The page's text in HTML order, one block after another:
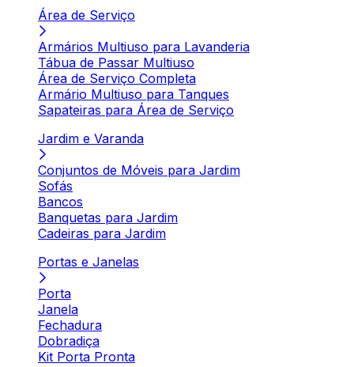
Área de Serviço
Armários Multiuso para Lavanderia
Tábua de Passar Multiuso
Área de Serviço Completa
Armário Multiuso para Tanques
Sapateiras para Área de Serviço
Jardim e Varanda
Conjuntos de Móveis para Jardim
Sofás
Bancos
Banquetas para Jardim
Cadeiras para Jardim
Portas e Janelas
Porta
Janela
Fechadura
Dobradiça
Kit Porta Pronta